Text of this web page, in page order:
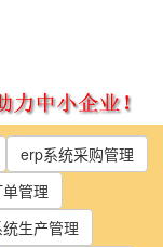
erp系统采购管理
管理
生产管理